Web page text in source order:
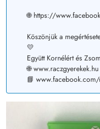
🌐 https://
Köszönjük a
💛
Együtt Kornélért és
🌐 www.raczgyerekek.hu
📘 www.facebook.com/